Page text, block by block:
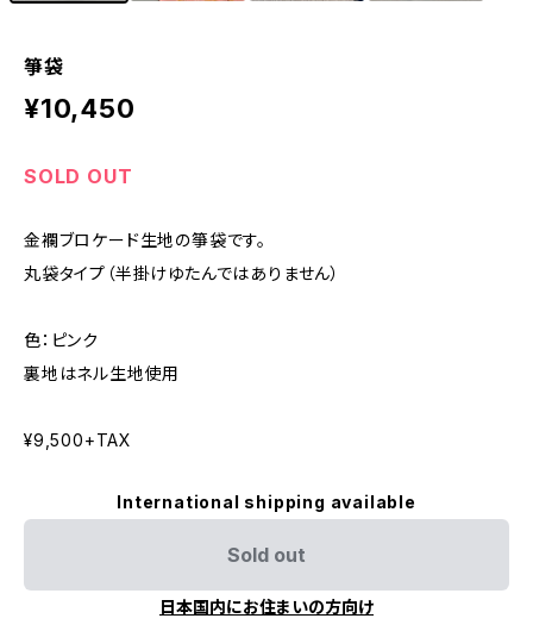
箏袋
¥10,450
SOLD OUT
金襴ブロケード生地の箏袋です。
丸袋タイプ（半掛けゆたんではありません）
色：ピンク
裏地はネル生地使用
¥9,500+TAX
International shipping available
Sold out
日本国内にお住まいの方向け